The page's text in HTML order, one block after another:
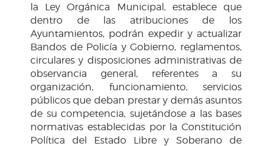
la Ley Orgánica Municipal, establece que
dentro de las atribuciones de los
Ayuntamientos, podrán expedir y actualizar
Bandos de Policía y Gobierno, reglamentos,
circulares y disposiciones administrativas de
observancia general, referentes a su
organización, funcionamiento, servicios
públicos que deban prestar y demás asuntos
de su competencia, sujetándose a las bases
normativas establecidas por la Constitución
Política del Estado Libre y Soberano de